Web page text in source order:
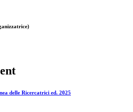
delle Ricercatrici ed. 2025